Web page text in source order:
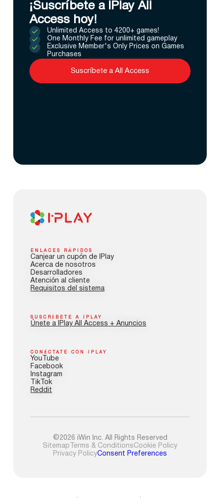
¡Suscríbete a IPlay All
Access hoy!
Unlimited Access to 4200+ games!
One Monthly Fee for unlimited gameplay
Exclusive Member's Only Prices on Games
Purchases
Suscríbete a All Access
ENLACES RÁPIDOS
Canjear un cupón de IPlay
Acerca de nosotros
Desarrolladores
Atención al cliente
Requisitos del sistema
SUSCRÍBETE A IPLAY
Únete a IPlay All Access + Anuncios
CONÉCTATE CON IPLAY
YouTube
Facebook
Instagram
TikTok
Reddit
©2026 iWin Inc. All Rights Reserved
Sitemap Terms & ConditionsCookie Policy
Privacy PolicyConsent Preferences